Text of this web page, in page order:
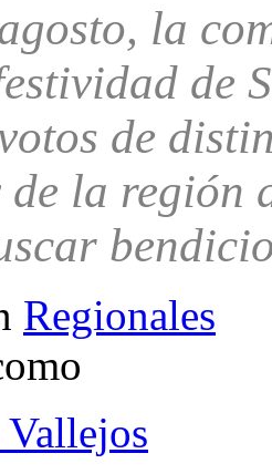
la
de
de
la región
Regionales